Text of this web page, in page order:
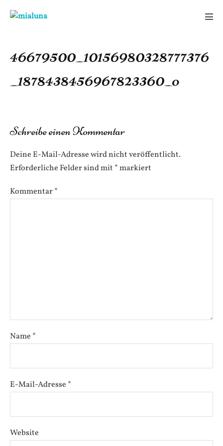
Inhalt
46679500_10156980328777376
_1878438456967823360_o
Schreibe einen Kommentar
Deine E-Mail-Adresse wird nicht veröffentlicht.
Erforderliche Felder sind mit *markiert
Kommentar*
Name *
E-Mail-Adresse *
Website